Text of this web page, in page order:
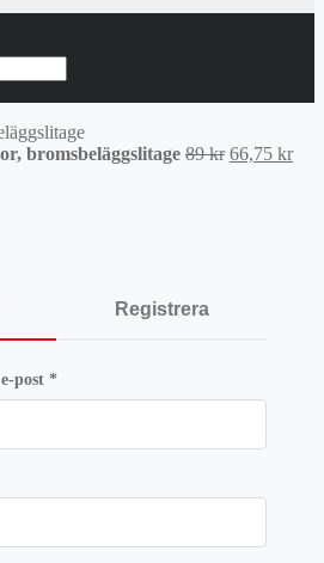
bromsbeläggslitage 89kr Det
66,75 krDet
Registrera
post *Obligatoriskt